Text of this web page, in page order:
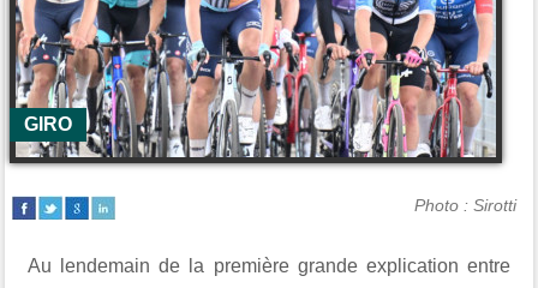
GIRO
Photo : Sirotti
Au lendemain de la première grande explication entre